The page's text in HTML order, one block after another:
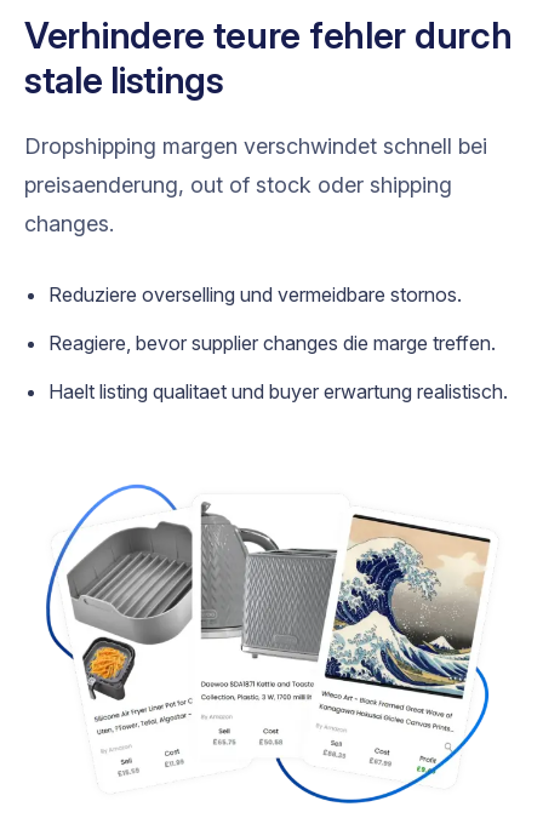
Verhindere teure fehler durch
stale listings
Dropshipping margen verschwindet schnell bei
preisaenderung, out of stock oder shipping
changes.
Reduziere overselling und vermeidbare stornos.
Reagiere, bevor supplier changes die marge treffen.
Haelt listing qualitaet und buyer erwartung realistisch.